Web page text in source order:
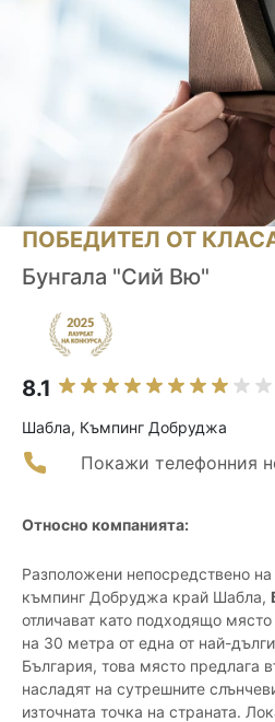
ПОБЕДИТЕЛ ОТ
Бунгала "Сий Вю"
8.1
Шабла, Къмпинг Добруджа
Покажи телефонния
Относно компанията:
Разположени непосредствено
къмпинг Добруджа край Шабла,
отличават като подходящо
на 30 метра от една от най-
България, това място предлага
насладят на сутрешните
източната точка на страната.